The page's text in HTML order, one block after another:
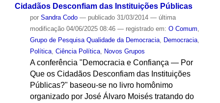
Cidadãos Desconfiam das Instituições Públicas
por Sandra Codo — publicado31/03/2014 — última
modificação04/06/2025 08:46 — registrado em: O Comum,
Grupo de Pesquisa Qualidade da Democracia, Democracia,
Política, Ciência Política, Novos Grupos
A conferência "Democracia e Confiança — Por
Que os Cidadãos Desconfiam das Instituições
Públicas?" baseou-se no livro homônimo
organizado por José Álvaro Moisés tratando do